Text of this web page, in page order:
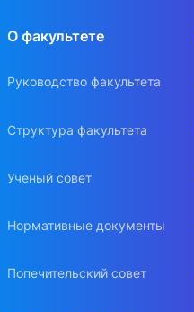
О факультете
Руководство факультета
Структура факультета
Ученый совет
Нормативные документы
Попечительский совет